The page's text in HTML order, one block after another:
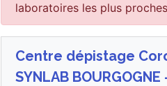
laboratoires les plus
Centre dépistage
SYNLAB BOURGOGNE